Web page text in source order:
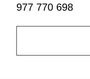
977 770 698